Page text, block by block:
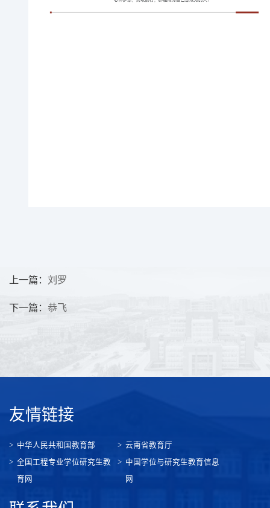
上一篇： 刘罗
下一篇： 恭飞
友情链接
中华人民共和国教育部
云南省教育厅
全国工程专业学位研究生教
育网
中国学位与研究生教育信息
网